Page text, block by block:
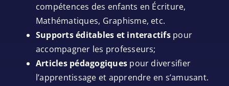
compétences des enfants en Écriture,
Mathématiques, Graphisme, etc.
Supports éditables et interactifspour
accompagner les professeurs;
Articles pédagogiques pour diversifier
l’apprentissage et apprendre en s’amusant.